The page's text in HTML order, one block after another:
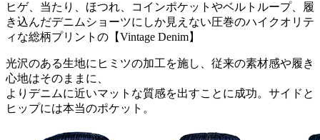
ヒゲ、当たり、ほつれ、コインポケットやベルトループ、履
き込んだデニムショーツにしか見えない圧巻のハイクオリテ
ィな総柄プリントの【Vintage Denim】
光沢のある生地にヒミツの加工を施し、従来の素材感や履き
心地はそのままに、
よりデニムに近いマットな質感を出すことに成功。サイドと
ヒップには本当のポケット。